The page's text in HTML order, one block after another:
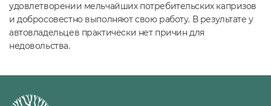
удовлетворении мельчайших потребительских капризов
и добросовестно выполняют свою работу. В результате у
автовладельцев практически нет причин для
недовольства.